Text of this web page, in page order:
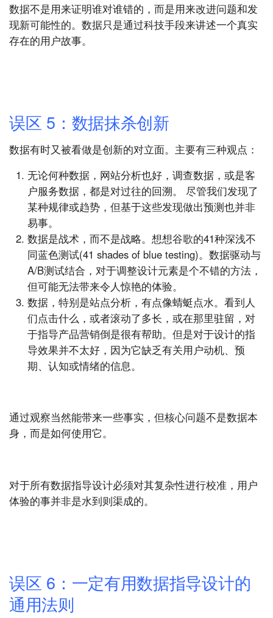
数据不是用来证明谁对谁错的，而是用来改进问题和发
现新可能性的。数据只是通过科技手段来讲述一个真实
存在的用户故事。
误区 5：数据抹杀创新
数据有时又被看做是创新的对立面。主要有三种观点：
无论何种数据，网站分析也好，调查数据，或是客
户服务数据，都是对过往的回溯。 尽管我们发现了
某种规律或趋势，但基于这些发现做出预测也并非
易事。
数据是战术，而不是战略。想想谷歌的41种深浅不
同蓝色测试(41 shades of blue testing)。数据驱动与
A/B测试结合，对于调整设计元素是个不错的方法，
但可能无法带来令人惊艳的体验。
数据，特别是站点分析，有点像蜻蜓点水。看到人
们点击什么，或者滚动了多长，或在那里驻留，对
于指导产品营销倒是很有帮助。但是对于设计的指
导效果并不太好，因为它缺乏有关用户动机、预
期、认知或情绪的信息。
通过观察当然能带来一些事实，但核心问题不是数据本
身，而是如何使用它。
对于所有数据指导设计必须对其复杂性进行校准，用户
体验的事并非是水到则渠成的。
误区 6：一定有用数据指导设计的
通用法则